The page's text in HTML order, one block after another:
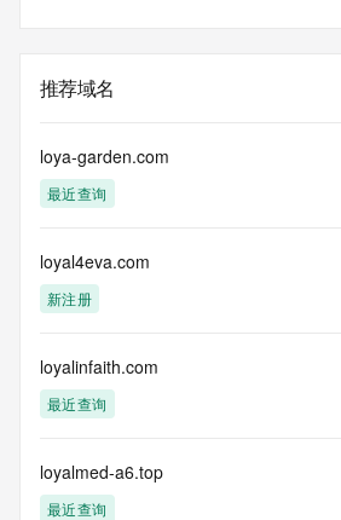
推荐域名
loya-garden.com
最近查询
loyal4eva.com
新注册
loyalinfaith.com
最近查询
loyalmed-a6.top
最近查询